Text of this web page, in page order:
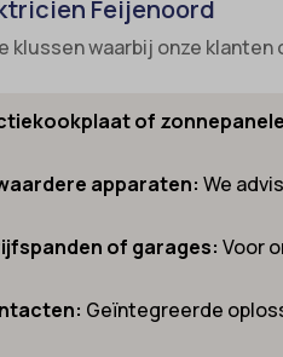
Feijenoord
waarbij onze klanten
of
apparaten: We
of garages: Voor
Geïntegreerde
session-*
*
post-*
sync-post-*